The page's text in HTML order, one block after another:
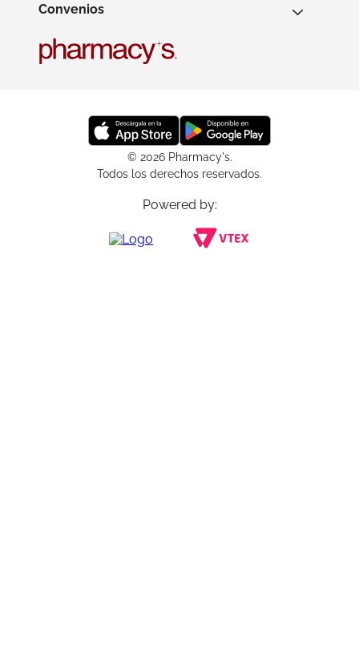
Convenios
© 2026 Pharmacy's.
Todos los derechos reservados.
Powered by: